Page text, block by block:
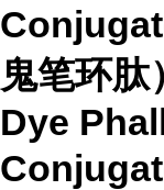
鬼笔环肽
Dye